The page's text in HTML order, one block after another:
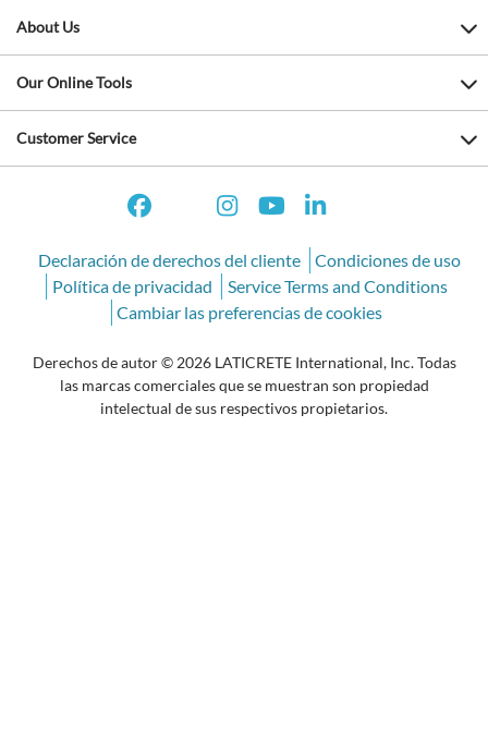
About Us
Our Online Tools
Customer Service
Declaración de derechos del cliente
Condiciones de uso
Política de privacidad
Service Terms and Conditions
Cambiar las preferencias de cookies
Derechos de autor © 2026 LATICRETE International, Inc. Todas
las marcas comerciales que se muestran son propiedad
intelectual de sus respectivos propietarios.